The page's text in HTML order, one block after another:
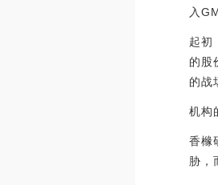
入
起初
的股
的战
机构
香橼
胁，